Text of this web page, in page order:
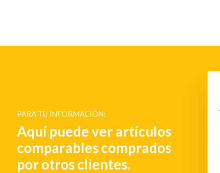
PARA TU INFORMACIÓN:
Aquí puede ver artículos
comparables comprados
por otros clientes.